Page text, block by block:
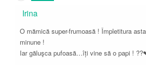
Irina
O mămică super-frumoasă ! Împletitura
minune !
Iar găluşca pufoasă…îți vine să o papi !